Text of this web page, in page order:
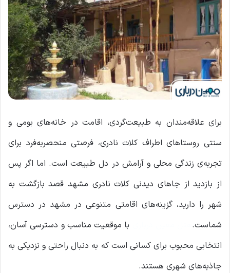
برای علاقه‌مندان به طبیعت‌گردی، اقامت در خانه‌های بومی و
سنتی روستاهای اطراف کلات نادری، فرصتی منحصربه‌فرد برای
تجربه‌ی زندگی محلی و آرامش در دل طبیعت است. اما اگر پس
از بازدید از جاهای دیدنی کلات نادری مشهد قصد بازگشت به
شهر را دارید، گزینه‌های اقامتی متنوعی در مشهد در دسترس
شماست.
با موقعیت مناسب و دسترسی آسان،
انتخابی محبوب برای کسانی است که به دنبال راحتی و نزدیکی به
جاذبه‌های شهری هستند.